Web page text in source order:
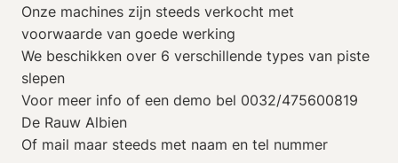
Onze machines zijn steeds verkocht met
voorwaarde van goede werking
We beschikken over 6 verschillende types van piste
slepen
Voor meer info of een demo bel 0032/475600819
De Rauw Albien
Of mail maar steeds met naam en tel nummer